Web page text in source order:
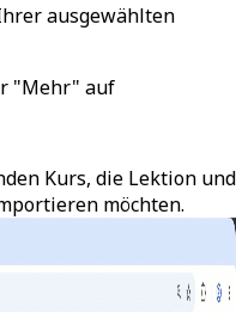
ausgewählten
"Mehr" auf
Kurs, die Lektion und
möchten.